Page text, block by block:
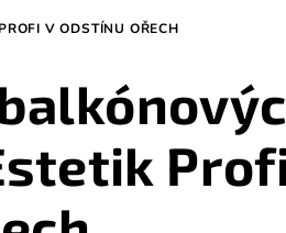
V ODSTÍNU OŘECH